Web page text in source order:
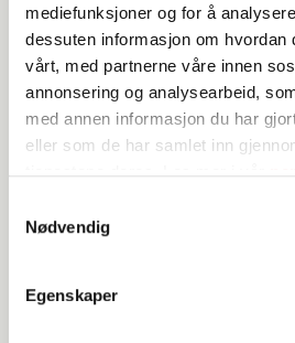
mediefunksjoner og for å
dessuten informasjon om hvordan
vårt, med partnerne våre innen
annonsering og analysearbeid,
med annen informasjon du har
eller som de har samlet inn
Nødvendig
Egenskaper
hvordan du kan lage
scones, müslibriks samt
sjokoladekake.
Last ned brosjyre